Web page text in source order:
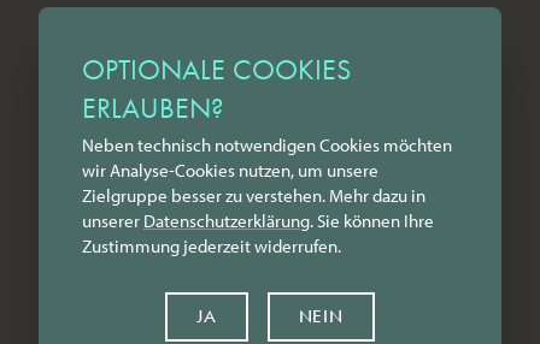
OPTIONALE COOKIES
ERLAUBEN?
Neben technisch notwendigen Cookies möchten
wir Analyse-Cookies nutzen, um unsere
Zielgruppe besser zu verstehen. Mehr dazu in
unserer Datenschutz­erklärung. Sie können Ihre
Zustimmung jederzeit widerrufen.
JA NEIN
ZILKENS NEWSBLOG
NEWSLETTER
YOUTUBE
INSTAGRAM
FACEBOOK
LINKEDIN